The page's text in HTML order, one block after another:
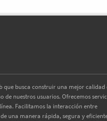
que busca construir una mejor calidad
de nuestros usuarios. Ofrecemos
Facilitamos la interacción entre
una manera rápida, segura y